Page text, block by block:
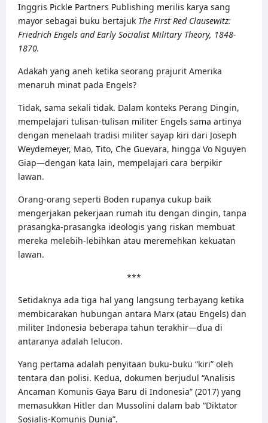
Inggris Pickle Partners Publishing merilis karya sang
mayor sebagai buku bertajuk The First Red Clausewitz:
Friedrich Engels and Early Socialist Military Theory, 1848-
1870.
Adakah yang aneh ketika seorang prajurit Amerika
menaruh minat pada Engels?
Tidak, sama sekali tidak. Dalam konteks Perang Dingin,
mempelajari tulisan-tulisan militer Engels sama artinya
dengan menelaah tradisi militer sayap kiri dari Joseph
Weydemeyer, Mao, Tito, Che Guevara, hingga Vo Nguyen
Giap—dengan kata lain, mempelajari cara berpikir
lawan.
Orang-orang seperti Boden rupanya cukup baik
mengerjakan pekerjaan rumah itu dengan dingin, tanpa
prasangka-prasangka ideologis yang riskan membuat
mereka melebih-lebihkan atau meremehkan kekuatan
lawan.
***
Setidaknya ada tiga hal yang langsung terbayang ketika
membicarakan hubungan antara Marx (atau Engels) dan
militer Indonesia beberapa tahun terakhir—dua di
antaranya adalah lelucon.
Yang pertama adalah penyitaan buku-buku “kiri” oleh
tentara dan polisi. Kedua, dokumen berjudul “Analisis
Ancaman Komunis Gaya Baru di Indonesia” (2017) yang
memasukkan Hitler dan Mussolini dalam bab “Diktator
Sosialis-Komunis Dunia”.